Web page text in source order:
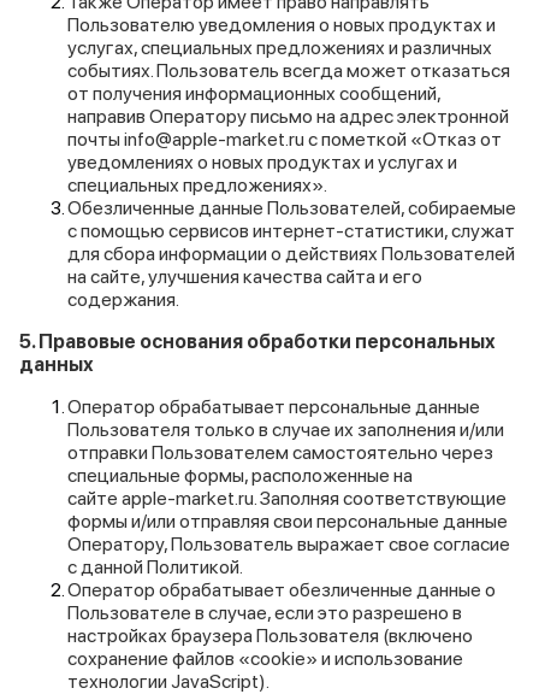
Пользователю уведомления о новых продуктах и
услугах, специальных предложениях и различных
событиях. Пользователь всегда может отказаться
от получения информационных сообщений,
направив Оператору письмо на адрес электронной
почты info@apple-market.ru с пометкой «Отказ от
уведомлениях о новых продуктах и услугах и
специальных предложениях».
Обезличенные данные Пользователей, собираемые
с помощью сервисов интернет-статистики, служат
для сбора информации о действиях Пользователей
на сайте, улучшения качества сайта и его
содержания.
5. Правовые основания обработки персональных
данных
Оператор обрабатывает персональные данные
Пользователя только в случае их заполнения и/или
отправки Пользователем самостоятельно через
специальные формы, расположенные на
сайте apple-market.ru. Заполняя соответствующие
формы и/или отправляя свои персональные данные
Оператору, Пользователь выражает свое согласие
с данной Политикой.
Оператор обрабатывает обезличенные данные о
Пользователе в случае, если это разрешено в
настройках браузера Пользователя (включено
сохранение файлов «cookie» и использование
технологии JavaScript).